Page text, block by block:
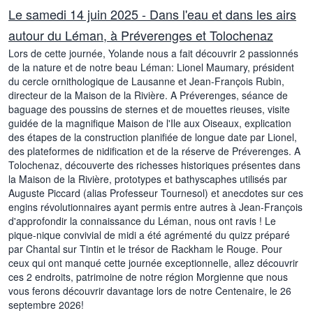
Le samedi 14 juin 2025 - Dans l'eau et dans les airs
autour du Léman, à Préverenges et Tolochenaz
Lors de cette journée, Yolande nous a fait découvrir 2 passionnés
de la nature et de notre beau Léman: Lionel Maumary, président
du cercle ornithologique de Lausanne et Jean-François Rubin,
directeur de la Maison de la Rivière. A Préverenges, séance de
baguage des poussins de sternes et de mouettes rieuses, visite
guidée de la magnifique Maison de l'Ile aux Oiseaux, explication
des étapes de la construction planifiée de longue date par Lionel,
des plateformes de nidification et de la réserve de Préverenges. A
Tolochenaz, découverte des richesses historiques présentes dans
la Maison de la Rivière, prototypes et bathyscaphes utilisés par
Auguste Piccard (alias Professeur Tournesol) et anecdotes sur ces
engins révolutionnaires ayant permis entre autres à Jean-François
d'approfondir la connaissance du Léman, nous ont ravis ! Le
pique-nique convivial de midi a été agrémenté du quizz préparé
par Chantal sur Tintin et le trésor de Rackham le Rouge. Pour
ceux qui ont manqué cette journée exceptionnelle, allez découvrir
ces 2 endroits, patrimoine de notre région Morgienne que nous
vous ferons découvrir davantage lors de notre Centenaire, le 26
septembre 2026!